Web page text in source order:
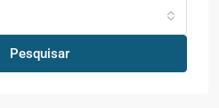
Pesquisar